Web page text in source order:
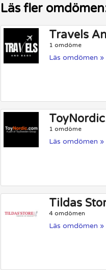
Läs fler
Travels
1 omdöme
Läs omdömen »
1 omdöme
Läs omdömen »
Tildas
4 omdömen
Läs omdömen »